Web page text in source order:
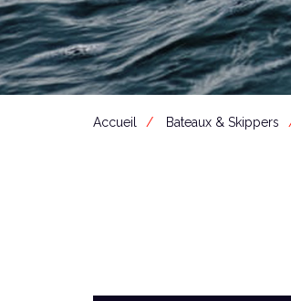
Accueil Bateaux & Skippers